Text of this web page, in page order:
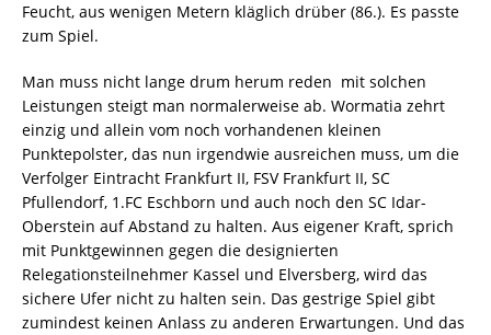
Feucht, aus wenigen Metern kläglich drüber (86.). Es passte
zum Spiel.
Man muss nicht lange drum herum reden  mit solchen
Leistungen steigt man normalerweise ab. Wormatia zehrt
einzig und allein vom noch vorhandenen kleinen
Punktepolster, das nun irgendwie ausreichen muss, um die
Verfolger Eintracht Frankfurt II, FSV Frankfurt II, SC
Pfullendorf, 1.FC Eschborn und auch noch den SC Idar-
Oberstein auf Abstand zu halten. Aus eigener Kraft, sprich
mit Punktgewinnen gegen die designierten
Relegationsteilnehmer Kassel und Elversberg, wird das
sichere Ufer nicht zu halten sein. Das gestrige Spiel gibt
zumindest keinen Anlass zu anderen Erwartungen. Und das